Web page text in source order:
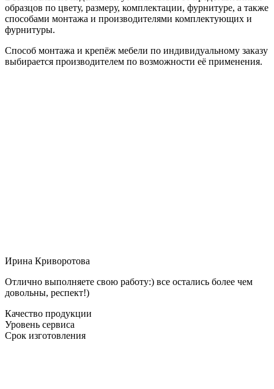
образцов по цвету, размеру, комплектации, фурнитуре, а также
способами монтажа и производителями комплектующих и
фурнитуры.
Способ монтажа и крепёж мебели по индивидуальному заказу
выбирается производителем по возможности её применения.
Ирина Криворотова
Отлично выполняете свою работу:) все остались более чем
довольны, респект!)
Качество продукции
Уровень сервиса
Срок изготовления